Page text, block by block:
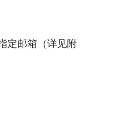
定邮箱（详见附